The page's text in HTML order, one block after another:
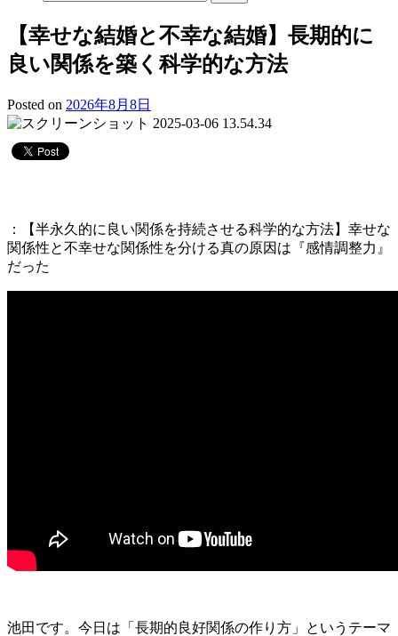
【幸せな結婚と不幸な結婚】長期的に
良い関係を築く科学的な方法
Posted on 2026年8月8日
：【半永久的に良い関係を持続させる科学的な方法】幸せな
関係性と不幸せな関係性を分ける真の原因は『感情調整力』
だった
池田です。今日は「長期的良好関係の作り方」というテーマ